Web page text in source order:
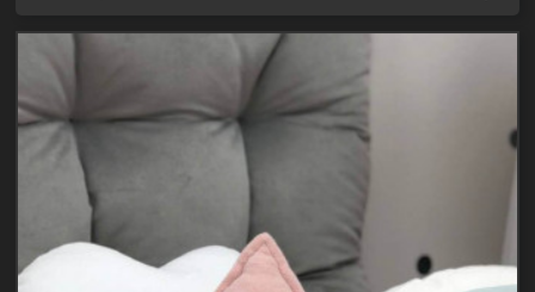
подушечка
для
кімнати
здатна
прикрасити
будь-
інтер'єр.
Допоможе
перші..